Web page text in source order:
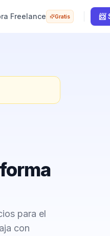
Freelance Gratis 📨
para el
con